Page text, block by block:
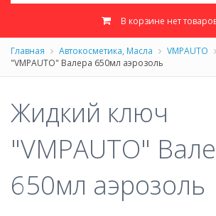
В корзине нет
Главная Автокосметика, Масла VMPAUTO
"VMPAUTO" Валера 650мл аэрозоль
Жидкий ключ
"VMPAUTO"
650мл аэрозоль